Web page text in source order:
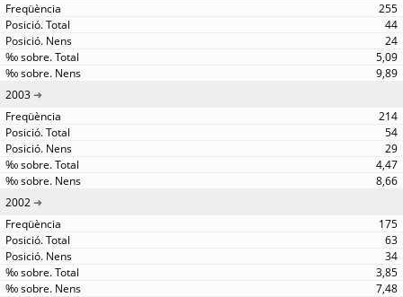
255
44
24
5,09
9,89
2003
214
54
29
4,47
8,66
2002
175
63
34
3,85
7,48